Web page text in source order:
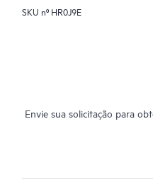
SKU nº HR0J9E
Envie sua solicitação para